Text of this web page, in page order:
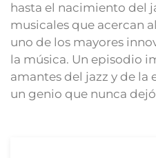
hasta el nacimiento del
musicales que acercan
uno de los mayores
la música. Un episodio
amantes del jazz y de
un genio que nunca